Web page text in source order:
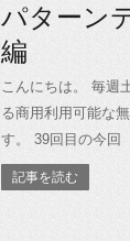
パターン
編
こんにちは。 毎週
る商用利用可能な
す。 39回目の今回
記事を読む